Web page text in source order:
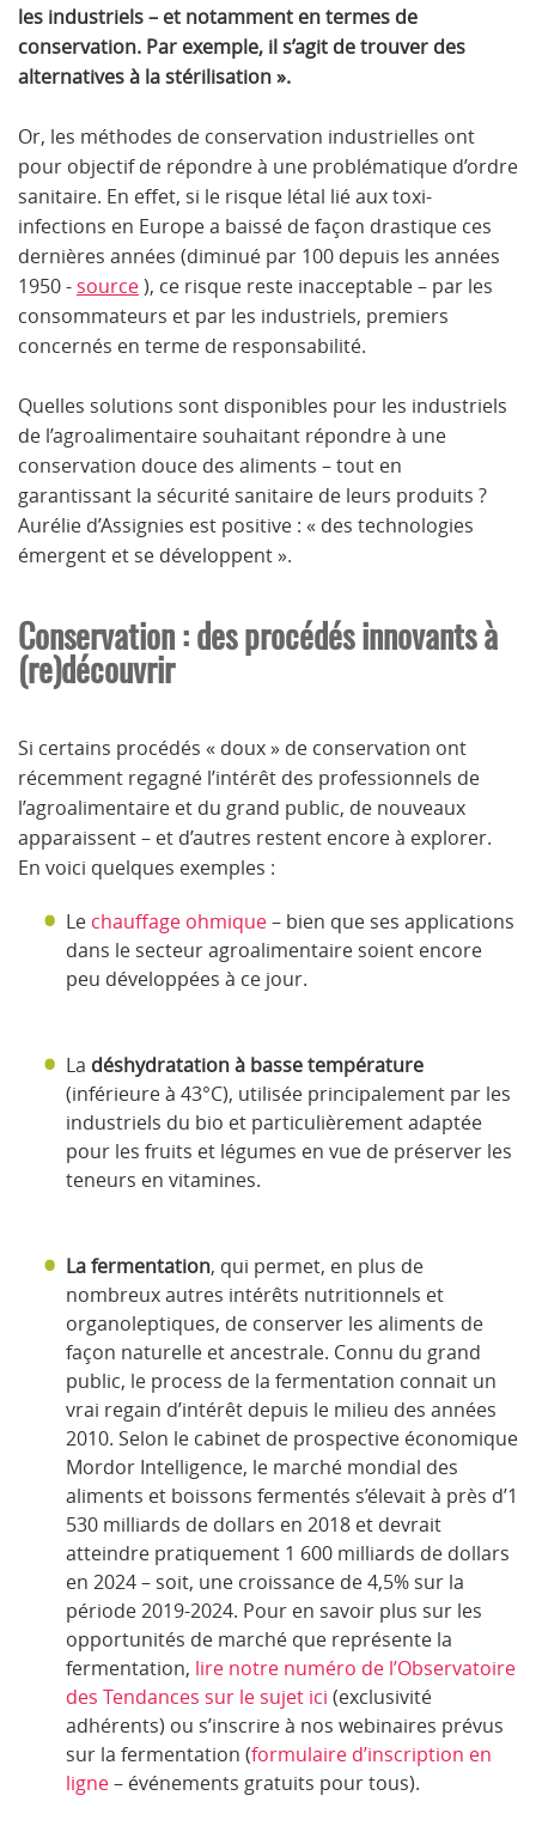
les industriels – et notamment en termes de
conservation. Par exemple, il s’agit de trouver des
alternatives à la stérilisation ».
Or, les méthodes de conservation industrielles ont
pour objectif de répondre à une problématique d’ordre
sanitaire. En effet, si le risque létal lié aux toxi-
infections en Europe a baissé de façon drastique ces
dernières années (diminué par 100 depuis les années
1950 -source), ce risque reste inacceptable – par les
consommateurs et par les industriels, premiers
concernés en terme de responsabilité.
Quelles solutions sont disponibles pour les industriels
de l’agroalimentaire souhaitant répondre à une
conservation douce des aliments – tout en
garantissant la sécurité sanitaire de leurs produits ?
Aurélie d’Assignies est positive : « des technologies
émergent et se développent ».
Conservation : des procédés innovants à
(re)découvrir
Si certains procédés « doux » de conservation ont
récemment regagné l’intérêt des professionnels de
l’agroalimentaire et du grand public, de nouveaux
apparaissent – et d’autres restent encore à explorer.
En voici quelques exemples :
Le chauffage ohmique– bien que ses applications
dans le secteur agroalimentaire soient encore
peu développées à ce jour.
La déshydratation à basse température
(inférieure à 43°C), utilisée principalement par les
industriels du bio et particulièrement adaptée
pour les fruits et légumes en vue de préserver les
teneurs en vitamines.
La fermentation, qui permet, en plus de
nombreux autres intérêts nutritionnels et
organoleptiques, de conserver les aliments de
façon naturelle et ancestrale. Connu du grand
public, le process de la fermentation connait un
vrai regain d’intérêt depuis le milieu des années
2010. Selon le cabinet de prospective économique
Mordor Intelligence, le marché mondial des
aliments et boissons fermentés s’élevait à près d’1
530 milliards de dollars en 2018 et devrait
atteindre pratiquement 1 600 milliards de dollars
en 2024 – soit, une croissance de 4,5% sur la
période 2019-2024. Pour en savoir plus sur les
opportunités de marché que représente la
fermentation, lire notre numéro de l’Observatoire
des Tendances sur le sujet ici (exclusivité
adhérents) ou s’inscrire à nos webinaires prévus
sur la fermentation (formulaire d’inscription en
ligne– événements gratuits pour tous).